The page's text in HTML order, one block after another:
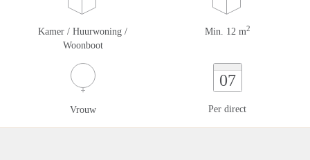
Kamer / Huurwoning /
Woonboot
Min. 12 m2
Vrouw
07
Per direct